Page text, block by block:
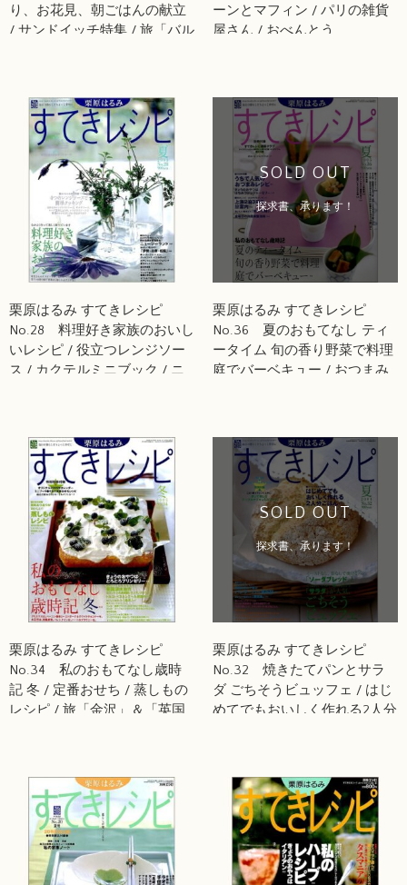
り、お花見、朝ごはんの献立
/ サンドイッチ特集 / 旅「バル
ーンとマフィン / パリの雑貨
屋さん / おべんとう
栗原はるみ すてきレシピ
No.28 料理好き家族のおいし
いレシピ / 役立つレンジソー
ス / カクテルミニブック / ニ
SOLD OUT
探求書、承ります！
栗原はるみ すてきレシピ
No.36 夏のおもてなし ティ
ータイム 旬の香り野菜で料理
庭でバーベキュー / おつまみ
栗原はるみ すてきレシピ
No.34 私のおもてなし歳時
記 冬 / 定番おせち / 蒸しもの
レシピ / 旅「金沢」＆「英国
SOLD OUT
探求書、承ります！
栗原はるみ すてきレシピ
No.32 焼きたてパンとサラ
ダ ごちそうビュッフェ / はじ
めてでもおいしく作れる2人分